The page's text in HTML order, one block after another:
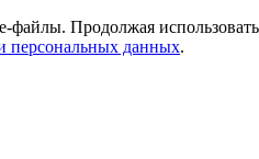
файлы. Продолжая
персональных данных.